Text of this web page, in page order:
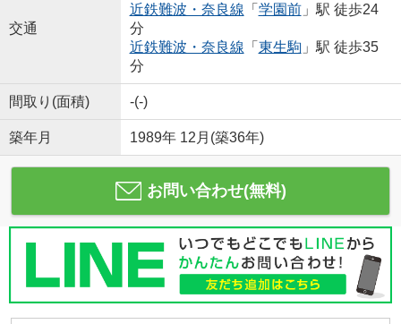
交通
近鉄難波・奈良線 「 学園前」駅 徒歩24
分
近鉄難波・奈良線 「 東生駒」駅 徒歩35
分
間取り(面積) -(-)
築年月 1989年 12月(築36年)
お問い合わせ(無料)